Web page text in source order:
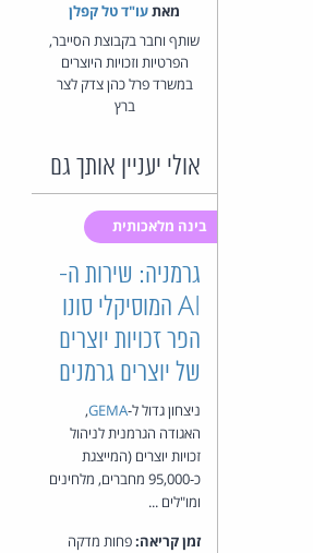
מאת‏עו"ד טל קפלן
שותף וחבר בקבוצת הסייבר,
הפרטיות וזכויות היוצרים
במשרד פרל כהן צדק לצר
ברץ
אולי יעניין אותך גם
בינה מלאכותית
גרמניה: שירות ה-
AI המוסיקלי סונו
הפר זכויות יוצרים
של יוצרים גרמנים
ניצחון גדול ל-GEMA
,
האגודה הגרמנית לניהול
זכויות יוצרים (המייצגת
כ-95,000 מחברים, מלחינים
ומו"לים ...
זמן קריאה:פחות מדקה